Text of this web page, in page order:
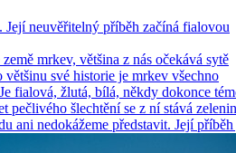
neuvěřitelný příběh začíná fialovou
mrkev, většina z nás očekává sytě
většinu své historie je mrkev všechno
fialová, žlutá, bílá, někdy dokonce
pečlivého šlechtění se z ní stává
ani nedokážeme představit. Její příběh